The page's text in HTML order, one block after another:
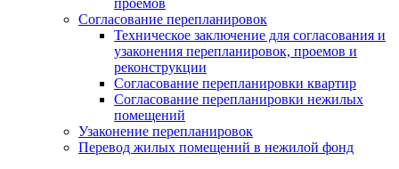
проемов
Согласование перепланировок
Техническое заключение для согласования и
узаконения перепланировок, проемов и
реконструкции
Согласование перепланировки квартир
Согласование перепланировки нежилых
помещений
Узаконение перепланировок
Перевод жилых помещений в нежилой фонд